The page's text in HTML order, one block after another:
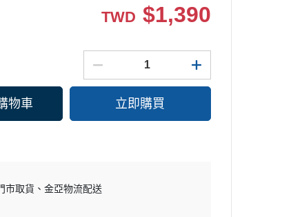
KARCHER 德國凱馳MITSUBISHI 三菱電機
KARCHER 德國凱馳
PHILIPS 飛利浦
TWD $1,390
物車 立即購買
市取貨
金亞物流配送